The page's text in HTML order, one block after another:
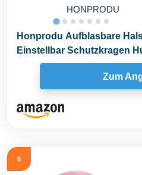
HONPRODU
Honprodu Aufblasbare
Einstellbar Schutzkragen
Leckschutz für...
Zum
6